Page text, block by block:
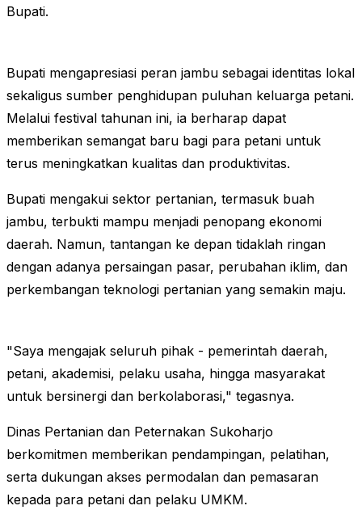
Bupati.
Bupati mengapresiasi peran jambu sebagai identitas lokal
sekaligus sumber penghidupan puluhan keluarga petani.
Melalui festival tahunan ini, ia berharap dapat
memberikan semangat baru bagi para petani untuk
terus meningkatkan kualitas dan produktivitas.
Bupati mengakui sektor pertanian, termasuk buah
jambu, terbukti mampu menjadi penopang ekonomi
daerah. Namun, tantangan ke depan tidaklah ringan
dengan adanya persaingan pasar, perubahan iklim, dan
perkembangan teknologi pertanian yang semakin maju.
"Saya mengajak seluruh pihak - pemerintah daerah,
petani, akademisi, pelaku usaha, hingga masyarakat
untuk bersinergi dan berkolaborasi," tegasnya.
Dinas Pertanian dan Peternakan Sukoharjo
berkomitmen memberikan pendampingan, pelatihan,
serta dukungan akses permodalan dan pemasaran
kepada para petani dan pelaku UMKM.